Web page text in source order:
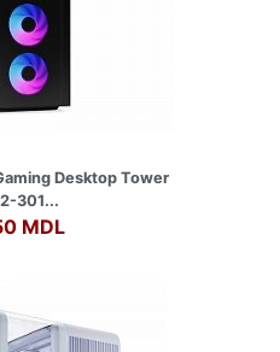
Desktop Tower
301...
MDL